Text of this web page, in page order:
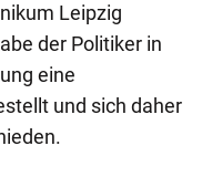
Leipzig
der Politiker in
eine
und sich daher